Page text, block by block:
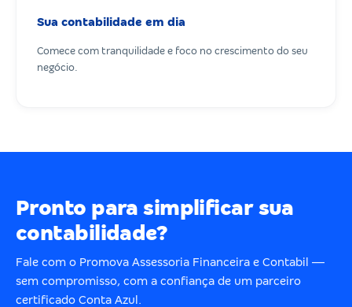
Sua contabilidade em dia
Comece com tranquilidade e foco no crescimento do seu
negócio.
Pronto para simplificar sua
contabilidade?
Fale com o Promova Assessoria Financeira e Contabil —
sem compromisso, com a confiança de um parceiro
certificado Conta Azul.